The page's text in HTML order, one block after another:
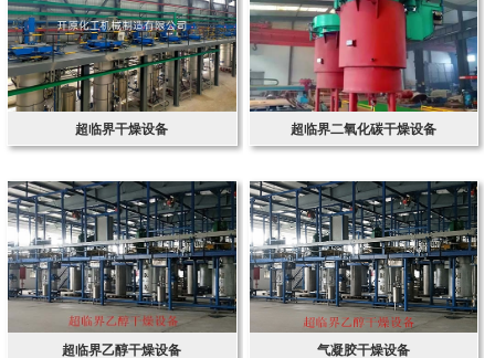
超临界干燥设备 超临界二氧化碳干燥设备
超临界乙醇干燥设备 气凝胶干燥设备